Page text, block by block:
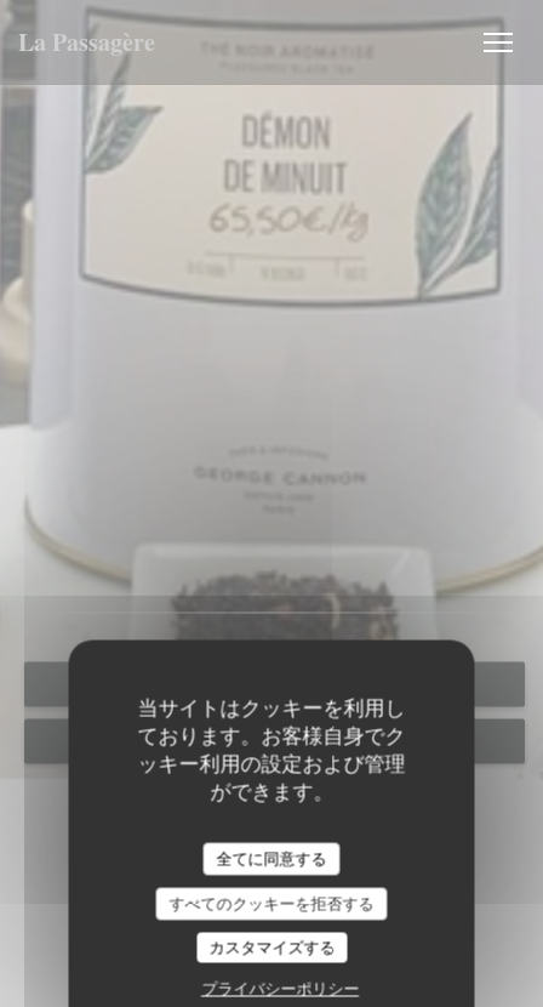
クッキー利用の管理について
当サイトはクッキーを利用し
ております。お客様自身でク
ッキー利用の設定および管理
ができます。
全てに同意する
すべてのクッキーを拒否する
カスタマイズする
プライバシーポリシー
La Passagère
貸し切り